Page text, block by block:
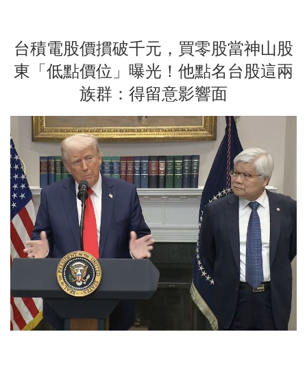
台積電股價摜破千元，買零股當神山股
東「低點價位」曝光！他點名台股這兩
族群：得留意影響面